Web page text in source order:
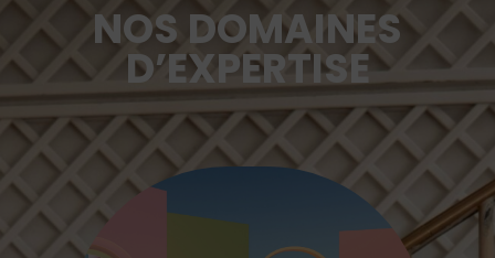
NOS DOMAINES
D’EXPERTISE